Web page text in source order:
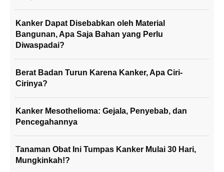
Kanker Dapat Disebabkan oleh Material
Bangunan, Apa Saja Bahan yang Perlu
Diwaspadai?
Berat Badan Turun Karena Kanker, Apa Ciri-
Cirinya?
Kanker Mesothelioma: Gejala, Penyebab, dan
Pencegahannya
Tanaman Obat Ini Tumpas Kanker Mulai 30 Hari,
Mungkinkah!?